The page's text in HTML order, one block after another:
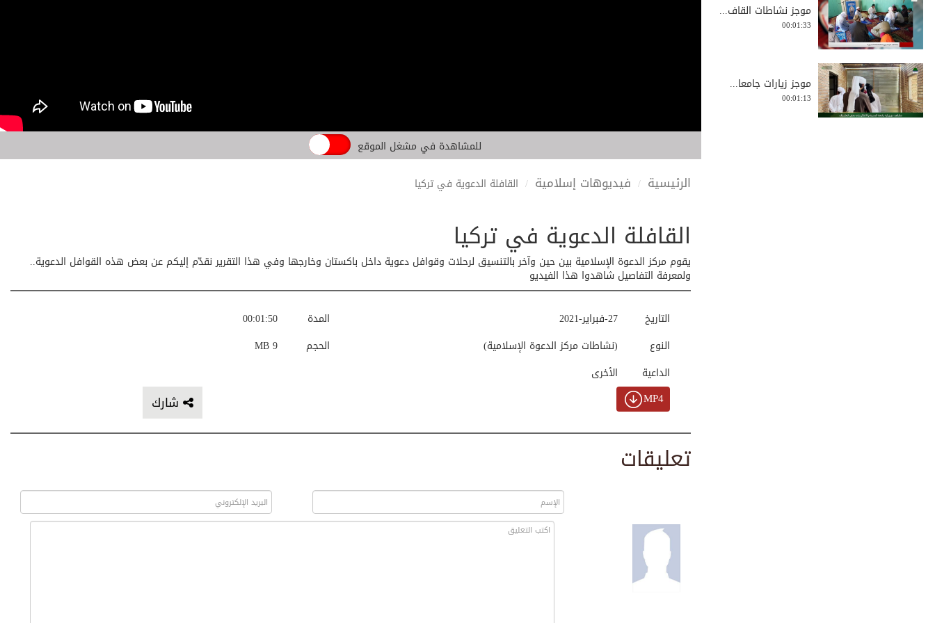
للمشاهدة في مشغل الموقع
الرئيسية فيديوهات إسلامية القافلة الدعوية في تركيا
القافلة الدعوية في تركيا
يقوم مركز الدعوة الإسلامية بين حين وآخر بالتنسيق لرحلات وقوافل دعوية داخل باكستان وخارجها وفي هذا التقرير نقدّم إليكم عن بعض هذه القوافل الدعوية..
ولمعرفة التفاصيل شاهدوا هذا الفيديو
00:01:50
المدة
9 MB
الحجم
27-فبراير-2021
التاريخ
(نشاطات مركز الدعوة الإسلامية)
النوع
الأخرى
الداعية
شارك MP4
تعليقات
موجز نشاطات القاف...
00:01:33
موجز زيارات جامعا...
00:01:13